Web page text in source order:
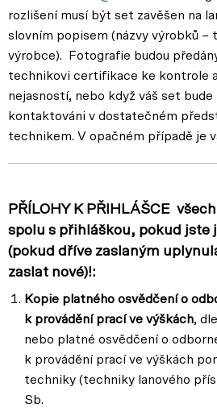
rozlišení musí být set zavěšen na
slovním popisem (názvy výrobků –
výrobce). Fotografie budou
technikovi certifikace ke kontrole
nejasností, nebo když váš set
kontaktováni v dostatečném
technikem. V opačném případě je
PŘÍLOHY K PŘIHLÁŠCE
spolu s přihláškou, pokud jste
(pokud dříve zaslaným
zaslat nové)!:
Kopie platného osvědčení o
k provádění prací ve výškách,
nebo platné osvědčení o
k provádění prací ve výškách
techniky (techniky lanového
Sb.